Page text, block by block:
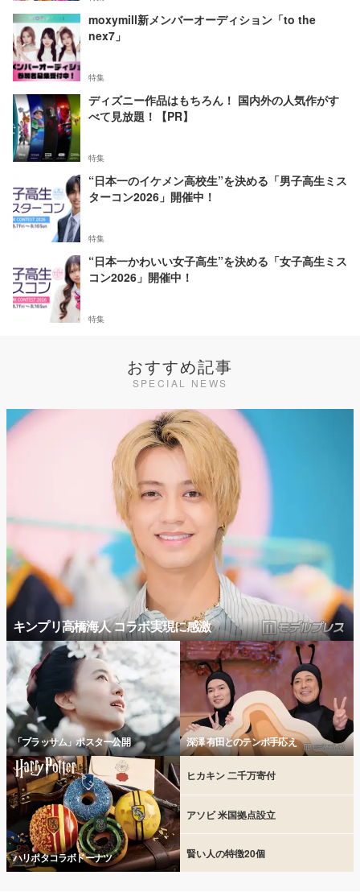
moxymill新メンバーオーディション「to the
nex7」
特集
ディズニー作品はもちろん！ 国内外の人気作がす
べて見放題！【PR】
特集
“日本一のイケメン高校生”を決める「男子高生ミス
ターコン2026」開催中！
特集
“日本一かわいい女子高生”を決める「女子高生ミス
コン2026」開催中！
特集
おすすめ記事
SPECIAL NEWS
キンプリ高橋海人 コラボ実現に感激
「ブラッサム」ポスター公開 深澤 有田とのテンポ手応え
ハリポタコラボドーナツ
ヒカキン 二千万寄付
アソビ 米国拠点設立
賢い人の特徴20個